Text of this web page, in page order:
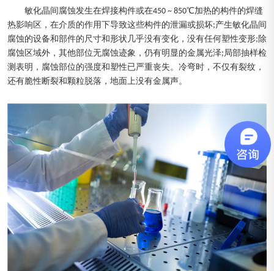
敏化晶间腐蚀发生在焊接构件或在450 ~ 850℃加热的构件的焊缝
热影响区，在介质的作用下导致这些构件的泄漏或损坏;产生敏化晶间
腐蚀的设备和部件的尺寸和形状几乎没有变化，没有任何塑性变形;除
腐蚀区域外，其他部位无腐蚀迹象，仍有明显的金属光泽;局部抽样检
测表明，腐蚀部位的强度和塑性已严重丧失。冷弯时，不仅有裂纹，
还有脆性断裂和颗粒脱落，地面上没有金属声。